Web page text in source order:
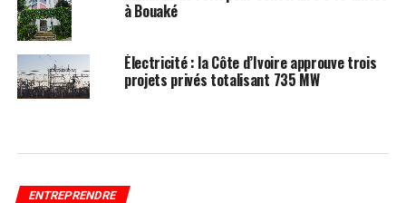
à Bouaké
Électricité : la Côte d’Ivoire approuve trois
projets privés totalisant 735 MW
ENTREPRENDRE